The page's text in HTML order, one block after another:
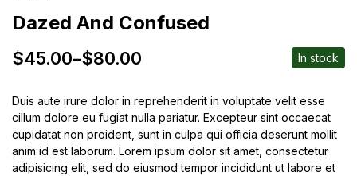
Dazed And Confused
$45.00–$80.00 In stock
Duis aute irure dolor in reprehenderit in voluptate velit esse
cillum dolore eu fugiat nulla pariatur. Excepteur sint occaecat
cupidatat non proident, sunt in culpa qui officia deserunt mollit
anim id est laborum. Lorem ipsum dolor sit amet, consectetur
adipisicing elit, sed do eiusmod tempor incididunt ut labore et